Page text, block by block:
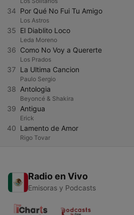
34 Por Qué No Fui Tu Amigo
Los Astros
35 El Diablito Loco
Leda Moreno
36 Como No Voy a Quererte
Los Prados
37 La Ultima Cancion
Paulo Sergio
38 Antologia
Beyoncé & Shakira
39 Antigua
Erick
40 Lamento de Amor
Rigo Tovar
Radio en Vivo
Emisoras y Podcasts